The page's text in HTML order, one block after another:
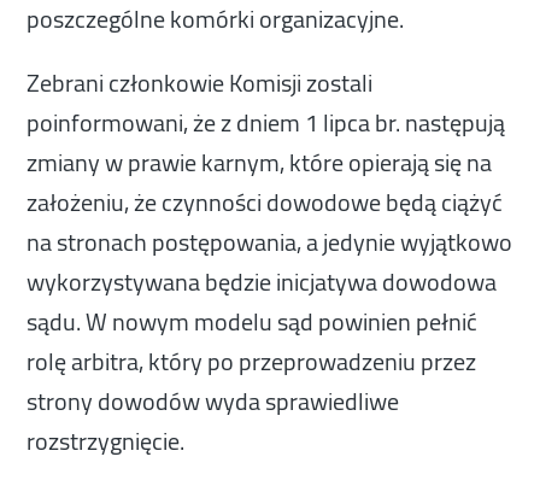
poszczególne komórki organizacyjne.
Zebrani członkowie Komisji zostali
poinformowani, że z dniem 1 lipca br. następują
zmiany w prawie karnym, które opierają się na
założeniu, że czynności dowodowe będą ciążyć
na stronach postępowania, a jedynie wyjątkowo
wykorzystywana będzie inicjatywa dowodowa
sądu. W nowym modelu sąd powinien pełnić
rolę arbitra, który po przeprowadzeniu przez
strony dowodów wyda sprawiedliwe
rozstrzygnięcie.